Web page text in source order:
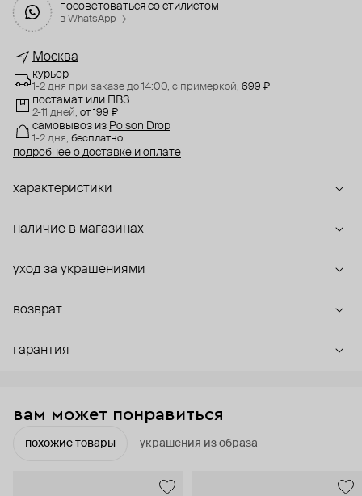
посоветоваться со стилистом
в WhatsApp →
Москва
курьер
1-2 дня при заказе до 14:00, с примеркой, 699 ₽
постамат или ПВЗ
2-11 дней, от 199 ₽
самовывоз из Poison Drop
1-2 дня, бесплатно
подробнее о доставке и оплате
характеристики
наличие в магазинах
уход за украшениями
возврат
гарантия
вам может понравиться
похожие товары украшения из образа